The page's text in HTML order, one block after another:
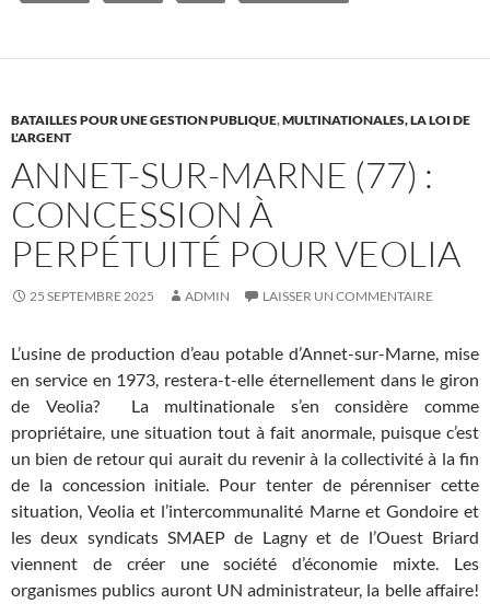
BATAILLES POUR UNE GESTION PUBLIQUE,MULTINATIONALES, LA LOI DE
L'ARGENT
ANNET-SUR-MARNE (77) :
CONCESSION À
PERPÉTUITÉ POUR VEOLIA
25 SEPTEMBRE 2025 ADMIN LAISSER UN COMMENTAIRE
L’usine de production d’eau potable d’Annet-sur-Marne, mise
en service en 1973, restera-t-elle éternellement dans le giron
de Veolia? La multinationale s’en considère comme
propriétaire, une situation tout à fait anormale, puisque c’est
un bien de retour qui aurait du revenir à la collectivité à la fin
de la concession initiale. Pour tenter de pérenniser cette
situation, Veolia et l’intercommunalité Marne et Gondoire et
les deux syndicats SMAEP de Lagny et de l’Ouest Briard
viennent de créer une société d’économie mixte. Les
organismes publics auront UN administrateur, la belle affaire!